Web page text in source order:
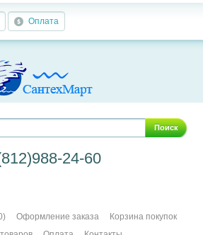
Оплата
Поиск
24-60
Оформление заказа
Корзина покупок